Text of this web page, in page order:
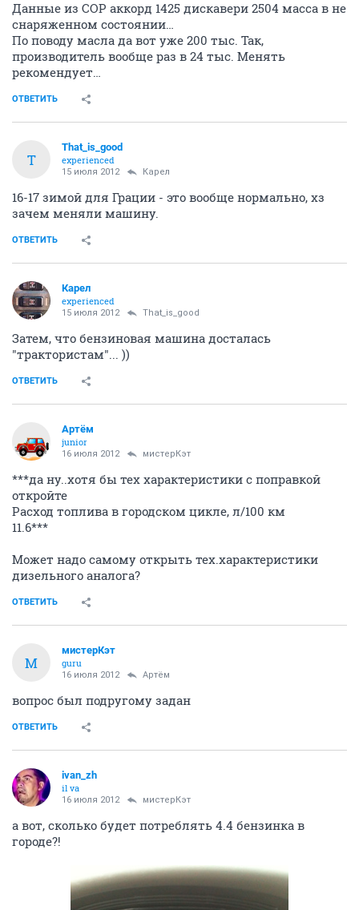
Данные из СОР аккорд 1425 дискавери 2504 масса в не
снаряженном состоянии…
По поводу масла да вот уже 200 тыс. Так,
производитель вообще раз в 24 тыс. Менять
рекомендует…
ОТВЕТИТЬ
T
That_is_good
experienced
15 июля 2012 Карел
16-17 зимой для Грации - это вообще нормально, хз
зачем меняли машину.
ОТВЕТИТЬ
Карел
experienced
15 июля 2012 That_is_good
Затем, что бензиновая машина досталась
"трактористам"... ))
ОТВЕТИТЬ
Артём
juniоr
16 июля 2012 мистерКэт
***да ну..хотя бы тех характеристики с поправкой
откройте
Расход топлива в городском цикле, л/100 км
11.6***
Может надо самому открыть тех.характеристики
дизельного аналога?
ОТВЕТИТЬ
М
мистерКэт
guru
16 июля 2012 Артём
вопрос был подругому задан
ОТВЕТИТЬ
ivаn_zh
il va
16 июля 2012 мистерКэт
а вот, сколько будет потреблять 4.4 бензинка в
городе?!